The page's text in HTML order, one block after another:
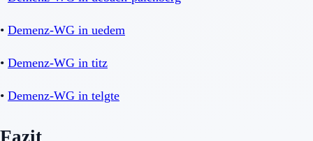
• Demenz-WG in uedem
• Demenz-WG in titz
• Demenz-WG in telgte
Fazit